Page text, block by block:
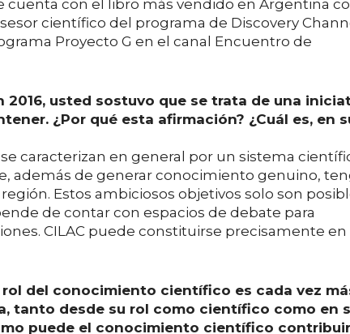
cuenta con el libro más vendido en Argentina
científico del programa de Discovery
Proyecto G en el canal Encuentro de
2016, usted sostuvo que se trata de una
¿Por qué esta afirmación? ¿Cuál es, en
caracterizan en general por un sistema
además de generar conocimiento genuino,
Estos ambiciosos objetivos solo son
de contar con espacios de debate para
CILAC puede constituirse precisamente en
del conocimiento científico es cada vez
tanto desde su rol como científico como en
puede el conocimiento científico